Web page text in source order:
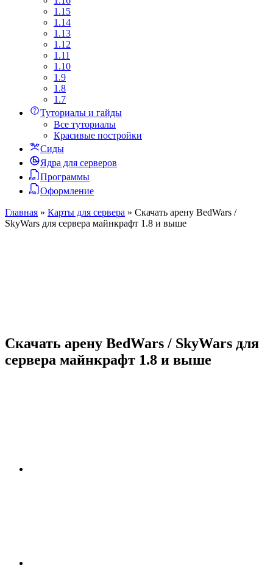
1.15
1.14
1.13
1.12
1.11
1.10
1.9
1.8
1.7
Туториалы и гайды
Все туториалы
Красивые постройки
Сиды
Ядра для серверов
Программы
Оформление
Главная » Карты для сервера » Скачать арену BedWars /
SkyWars для сервера майнкрафт 1.8 и выше
Скачать арену BedWars / SkyWars для
сервера майнкрафт 1.8 и выше